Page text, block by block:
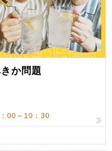
か問題
00～10：30